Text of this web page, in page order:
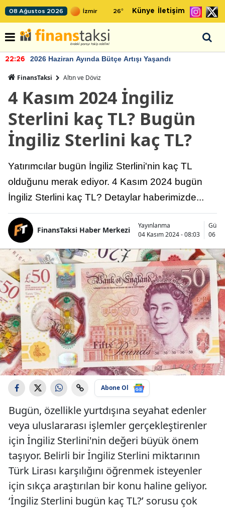
08 Ağustos 2026 26° Künye İletişim
22:26 2026 Haziran Ayında Bütçe Artışı Yaşandı
FinansTaksi Altın ve Döviz
4 Kasım 2024 İngiliz
Sterlini kaç TL? Bugün
İngiliz Sterlini kaç TL?
Yatırımcılar bugün İngiliz Sterlini'nin kaç TL
olduğunu merak ediyor. 4 Kasım 2024 bugün
İngiliz Sterlini kaç TL? Detaylar haberimizde...
FinansTaksi Haber Merkezi
Yayınlanma
04 Kasım 2024 - 08:03
06
Abone Ol
Bugün, özellikle yurtdışına seyahat edenler
veya uluslararası işlemler gerçekleştirenler
için İngiliz Sterlini'nin değeri büyük önem
taşıyor. Belirli bir İngiliz Sterlini miktarının
Türk Lirası karşılığını öğrenmek isteyenler
için sıkça araştırılan bir konu haline geliyor.
‘İngiliz Sterlini bugün kaç TL?’ sorusu çok